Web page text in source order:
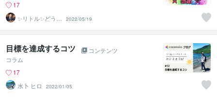
17
✨リトル✨どうす
る家
2022/05/19
目標を達成するコツ
コンテンツ
コラム
17
水卜 ヒロ
2022/01/05